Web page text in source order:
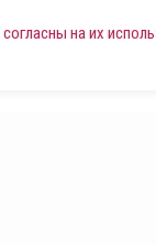
согласны на их